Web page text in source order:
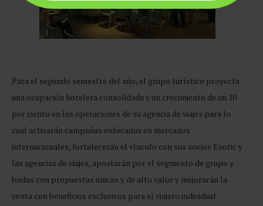
Para el segundo semestre del año, el grupo turístico proyecta
una ocupación hotelera consolidada y un crecimiento de un 10
por ciento en las operaciones de su agencia de viajes para lo
cual activarán campañas enfocadas en mercados
internacionales, fortalecerán el vínculo con sus socios Exotic y
las agencias de viajes, apostarán por el segmento de grupo y
bodas con propuestas únicas y de alto valor y mejorarán la
venta con beneficios exclusivos para el viajero individual.